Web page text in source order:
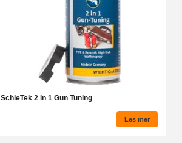
SchleTek 2 in 1 Gun Tuning
Les mer